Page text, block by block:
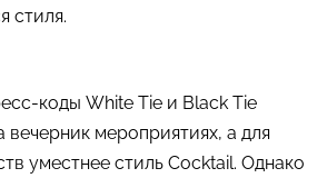
стиля.
коды White Tie и Black Tie
мероприятиях, а для
уместнее стиль Cocktail. Однако